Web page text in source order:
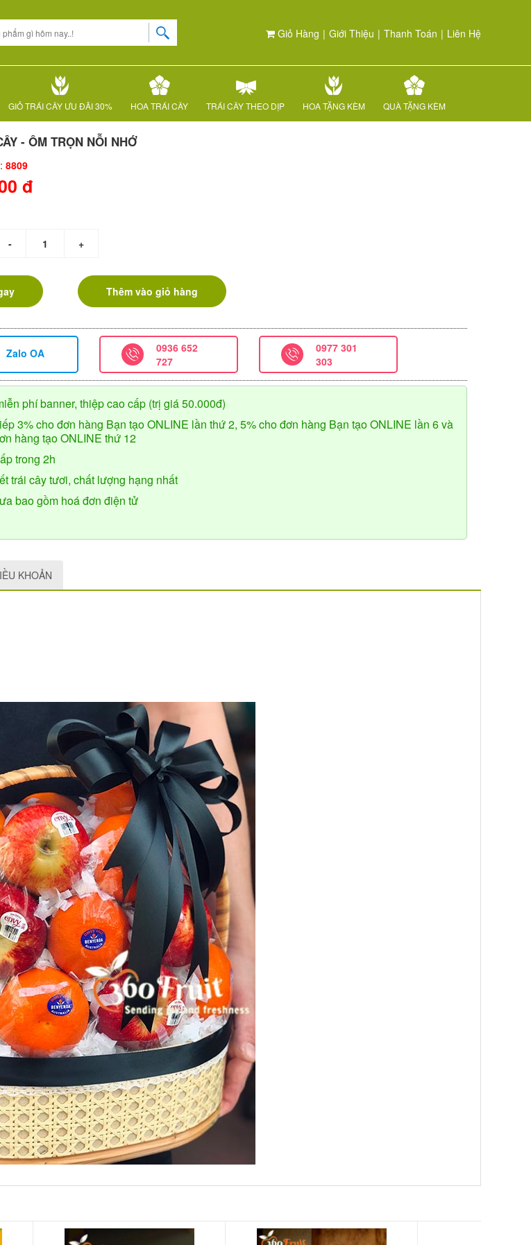
Giỏ Hàng | Giới Thiệu | Thanh Toán | Liên Hệ
GIỎ TRÁI CÂY ƯU ĐÃI 30% HOA TRÁI CÂY TRÁI CÂY THEO DỊP HOA TẶNG KÈM QUÀ TẶNG KÈM
- ÔM TRỌN NỖI NHỚ
8809
đ
- +
Thêm vào giỏ hàng
Zalo OA
0936 652
727
0977 301
303
phí banner, thiệp cao cấp (trị giá 50.000đ)
3% cho đơn hàng Bạn tạo ONLINE lần thứ 2, 5% cho đơn hàng Bạn tạo ONLINE lần 6 và
hàng tạo ONLINE thứ 12
trong 2h
trái cây tươi, chất lượng hạng nhất
bao gồm hoá đơn điện tử
KHOẢN